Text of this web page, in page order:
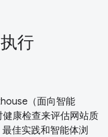
行
（面向智能
康检查来评估网站质
佳实践和智能体浏